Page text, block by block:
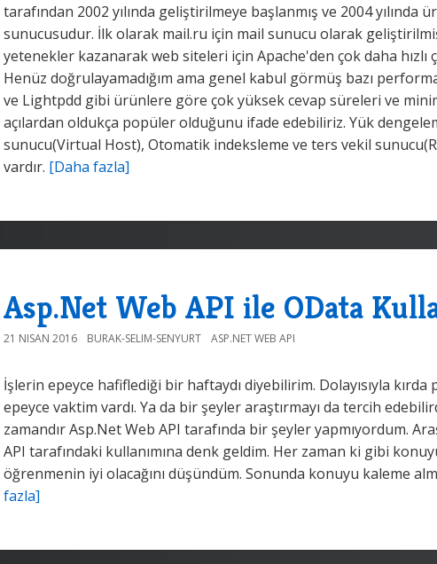
tarafından 2002 yılında geliştirilmeye başlanmış ve 2004 yılında
sunucusudur. İlk olarak mail.ru için mail sunucu olarak
yetenekler kazanarak web siteleri için Apache'den çok daha
Henüz doğrulayamadığım ama genel kabul görmüş bazı
ve Lightpdd gibi ürünlere göre çok yüksek cevap süreleri ve
açılardan oldukça popüler olduğunu ifade edebiliriz. Yük
sunucu(Virtual Host), Otomatik indeksleme ve ters vekil
vardır. [Daha fazla]
Asp.Net Web API ile OData
21 NISAN 2016 BURAK-SELIM-SENYURT ASP.NET WEB API
İşlerin epeyce hafiflediği bir haftaydı diyebilirim. Dolayısıyla
epeyce vaktim vardı. Ya da bir şeyler araştırmayı da tercih
zamandır Asp.Net Web API tarafında bir şeyler yapmıyordum.
API tarafındaki kullanımına denk geldim. Her zaman ki gibi
öğrenmenin iyi olacağını düşündüm. Sonunda konuyu kaleme
fazla]